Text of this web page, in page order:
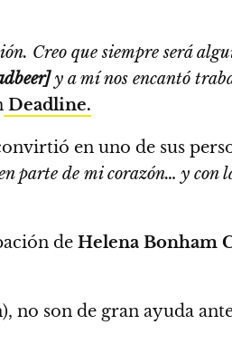
Creo que siempre será
y a mí nos encantó
Deadline.
en uno de sus
parte de mi corazón… y con
de Helena Bonham
no son de gran ayuda